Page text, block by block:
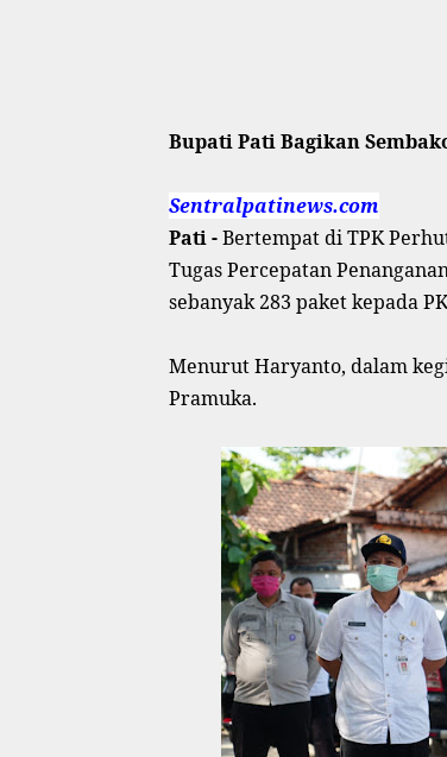
Bupati Pati Bagikan
Sentralpatinews.com
Pati -Bertempat di TPK
Tugas Percepatan
sebanyak 283 paket kepada
Menurut Haryanto, dalam
Pramuka.